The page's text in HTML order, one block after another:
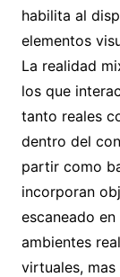
habilita al
elementos
La realidad
los que
tanto reales
dentro del
partir como
incorporan
escaneado
ambientes
virtuales,